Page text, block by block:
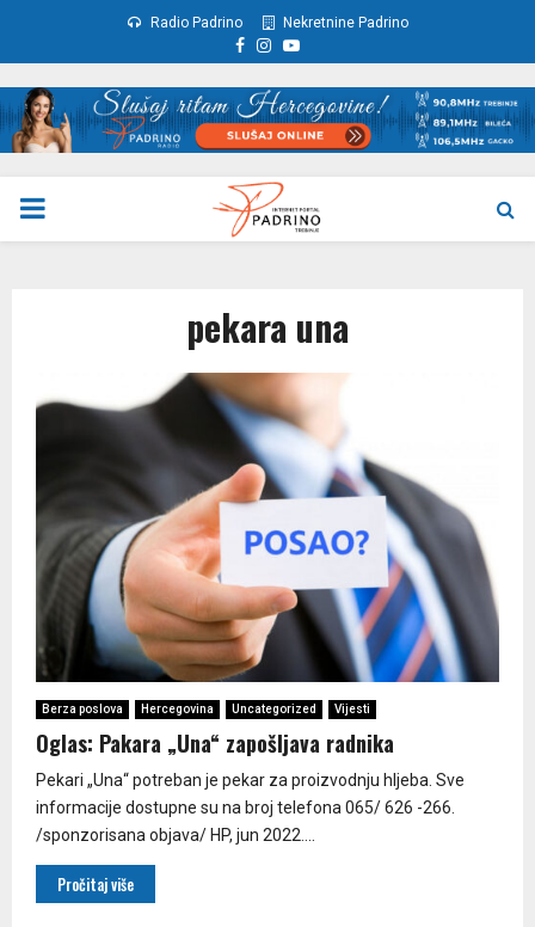
Radio Padrino Nekretnine Padrino
Facebook
Instagram
Youtube
PRIMARY
pekara una
Berza poslova Hercegovina Uncategorized Vijesti
Oglas: Pakara „Una“ zapošljava radnika
Pekari „Una“ potreban je pekar za proizvodnju hljeba. Sve
informacije dostupne su na broj telefona 065/ 626 -266.
/sponzorisana objava/ HP, jun 2022....
Pročitaj više